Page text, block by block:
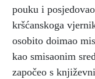
pouku i
kršćanskoga
osobito doimao
kao smisaonim
započeo s